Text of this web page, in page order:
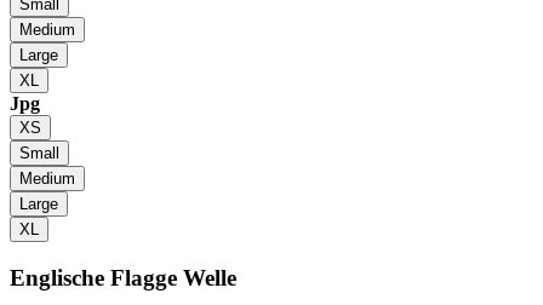
Small
Medium
Large
XL
Jpg
XS
Small
Medium
Large
XL
Englische Flagge Welle